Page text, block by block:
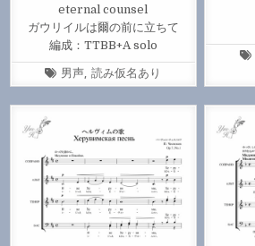
eternal counsel
ガウリイルは爾の前に立ちて
編成：TTBB+A solo
Tagged
男声,読み仮名あり